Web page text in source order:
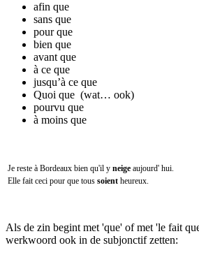
afin que
sans que
pour que
bien que
avant que
à ce que
jusqu’à ce que
Quoi que (wat… ook)
pourvu que
à moins que
Je reste à Bordeaux bien qu'il y neige aujourd' hui.
Elle fait ceci pour que tous soient heureux.
Als de zin begint met 'que' of met 'le fait
werkwoord ook in de subjonctif zetten: